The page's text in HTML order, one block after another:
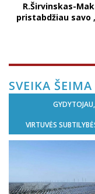
R.Širvinskas-
pristabdžiau savo
SVEIKA ŠEIMA
VIRTUVĖS